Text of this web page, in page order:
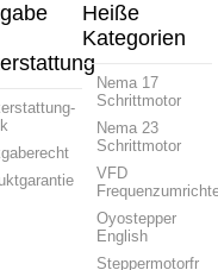
Closed
Loop
Schrittmotor
Closed
Loop
Schrittmotor
Heiße
Kategorien
Nema 17
Schrittmotor
Nema 23
Schrittmotor
VFD
Oyostepper
English
Steppermotorfr